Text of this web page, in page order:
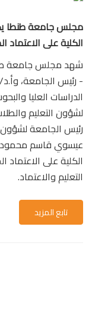
مجلس جامعة طنطا
الكلية على
شهد مجلس جامعة
- رئيس الجامعة،
الدراسات العليا
لشؤون التعليم
رئيس الجامعة لشؤون
عيسوي قاسم محمود -
الكلية على
التعليم والاعتماد.
تابع المزيد